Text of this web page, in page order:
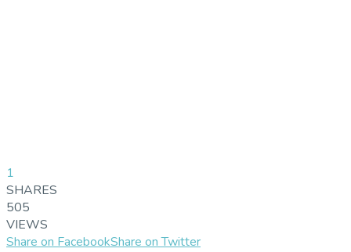
1
SHARES
505
VIEWS
Share on FacebookShare on Twitter